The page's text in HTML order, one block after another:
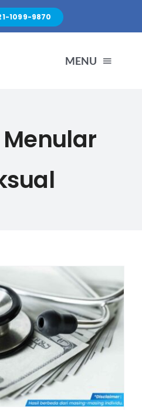
1099-9870
MENU
KAMI